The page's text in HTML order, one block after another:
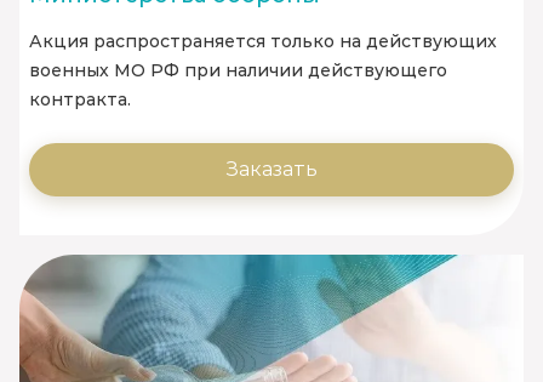
Акция распространяется только на действующих
военных МО РФ при наличии действующего
контракта.
Заказать